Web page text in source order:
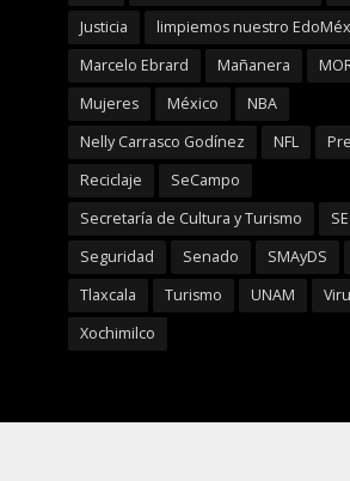
Justicia
limpiemos nuestro EdoMéx
Marcelo Ebrard
Mañanera
Mujeres
México
NBA
Nelly Carrasco Godínez
NFL
Reciclaje
SeCampo
Secretaría de Cultura y Turismo
Seguridad
Senado SMAyDS
Tlaxcala
Turismo UNAM
Xochimilco